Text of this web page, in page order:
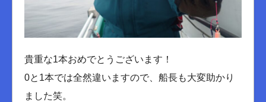
貴重な1本おめでとうございます！
0と1本では全然違いますので、船長も大変助かり
ました笑。